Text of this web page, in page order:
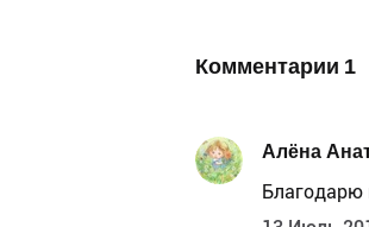
Комментарии 1
Алёна